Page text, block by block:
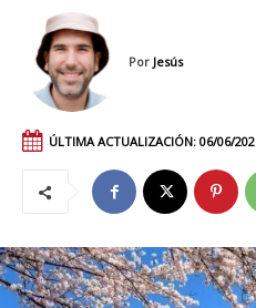
Por Jesús
ÚLTIMA ACTUALIZACIÓN: 06/06/